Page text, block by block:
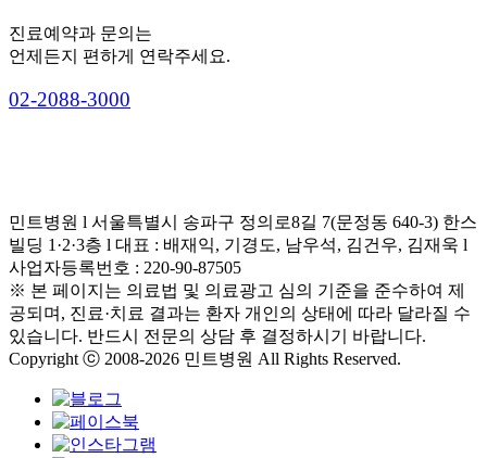
진료예약과 문의는
언제든지 편하게 연락주세요.
02-2088-3000
민트병원 l 서울특별시 송파구 정의로8길 7(문정동 640-3) 한스
빌딩 1·2·3층 l 대표 : 배재익, 기경도, 남우석, 김건우, 김재욱 l
사업자등록번호 : 220-90-87505
※ 본 페이지는 의료법 및 의료광고 심의 기준을 준수하여 제
공되며, 진료·치료 결과는 환자 개인의 상태에 따라 달라질 수
있습니다. 반드시 전문의 상담 후 결정하시기 바랍니다.
Copyright ⓒ 2008-2026 민트병원 All Rights Reserved.